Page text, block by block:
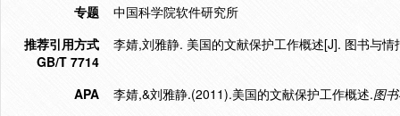
专题
中国科学院软件研究所
推荐引用方式
GB/T 7714
李婧,刘雅静. 美国的文献保护工作概述[J]. 图书与
APA 李婧,&刘雅静.(2011).美国的文献保护工作概述.图